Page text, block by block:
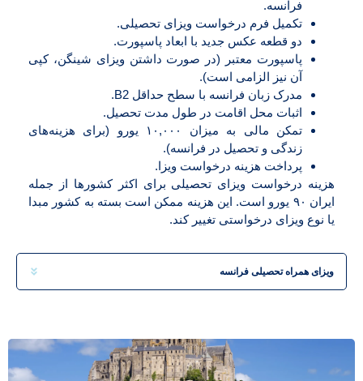
فرانسه.
تکمیل فرم درخواست ویزای تحصیلی.
دو قطعه عکس جدید با ابعاد پاسپورت.
پاسپورت معتبر (در صورت داشتن ویزای شینگن، کپی
آن نیز الزامی است).
مدرک زبان فرانسه با سطح حداقل B2.
اثبات محل اقامت در طول مدت تحصیل.
تمکن مالی به میزان ۱۰,۰۰۰ یورو (برای هزینه‌های
زندگی و تحصیل در فرانسه).
پرداخت هزینه درخواست ویزا.
هزینه درخواست ویزای تحصیلی برای اکثر کشورها از جمله
ایران ۹۰ یورو است. این هزینه ممکن است بسته به کشور مبدا
یا نوع ویزای درخواستی تغییر کند.
ویزای همراه تحصیلی فرانسه